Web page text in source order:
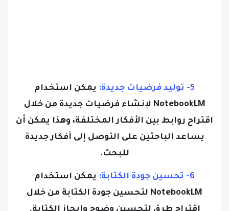
NotebookLM لإنشاء فرضيات جديدة من خلال
اقتراح روابط بين الأفكار المختلفة، وهذا يمكن أن
يساعد الباحثين على التوصل إلى أفكار جديدة
للبحث.
NotebookLM لتحسين جودة الكتابة من خلال
اقتراح طرق لتحسين وضوح وإيجاز الكتابة.